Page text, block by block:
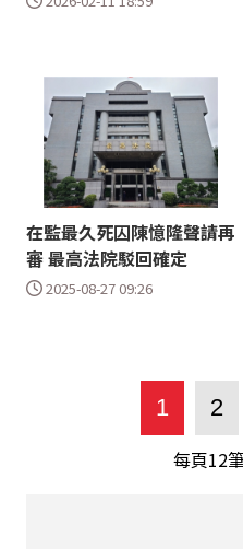
在監最久死囚陳憶隆聲請再
審 最高法院駁回確定
2025-08-27 09:26
1 2
每頁12